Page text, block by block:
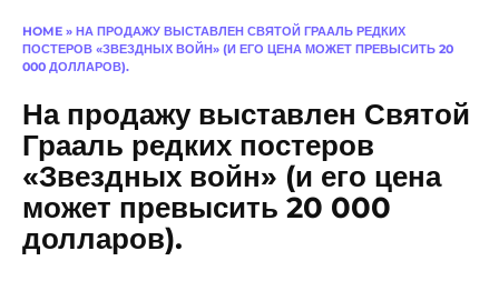
HOME » НА ПРОДАЖУ ВЫСТАВЛЕН СВЯТОЙ ГРААЛЬ РЕДКИХ
ПОСТЕРОВ «ЗВЕЗДНЫХ ВОЙН» (И ЕГО ЦЕНА МОЖЕТ ПРЕВЫСИТЬ 20
000 ДОЛЛАРОВ).
На продажу выставлен Святой
Грааль редких постеров
«Звездных войн» (и его цена
может превысить 20 000
долларов).